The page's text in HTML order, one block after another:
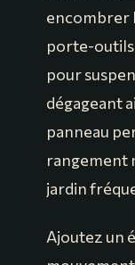
encombrer
porte-
pour
dégageant
panneau
rangement
jardin
Ajoutez un